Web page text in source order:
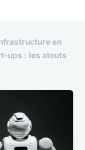
en
ups : les atouts